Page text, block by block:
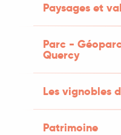
Paysages et
Parc -
Quercy
Les vignobles
Patrimoine